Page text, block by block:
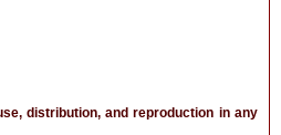
distribution, and reproduction in any